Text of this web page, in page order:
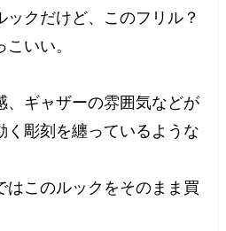
ックだけど、このフリル？
いい。
、ギャザーの雰囲気などが
く彫刻を纏っているような
はこのルックをそのまま買